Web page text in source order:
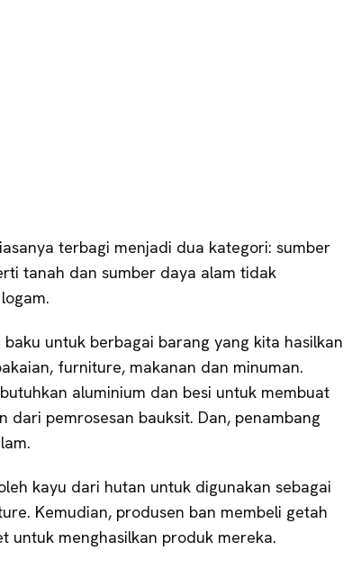
terbagi menjadi dua kategori: sumber
tanah dan sumber daya alam tidak
untuk berbagai barang yang kita hasilkan
furniture, makanan dan minuman.
aluminium dan besi untuk membuat
dari pemrosesan bauksit. Dan, penambang
kayu dari hutan untuk digunakan sebagai
Kemudian, produsen ban membeli getah
untuk menghasilkan produk mereka.